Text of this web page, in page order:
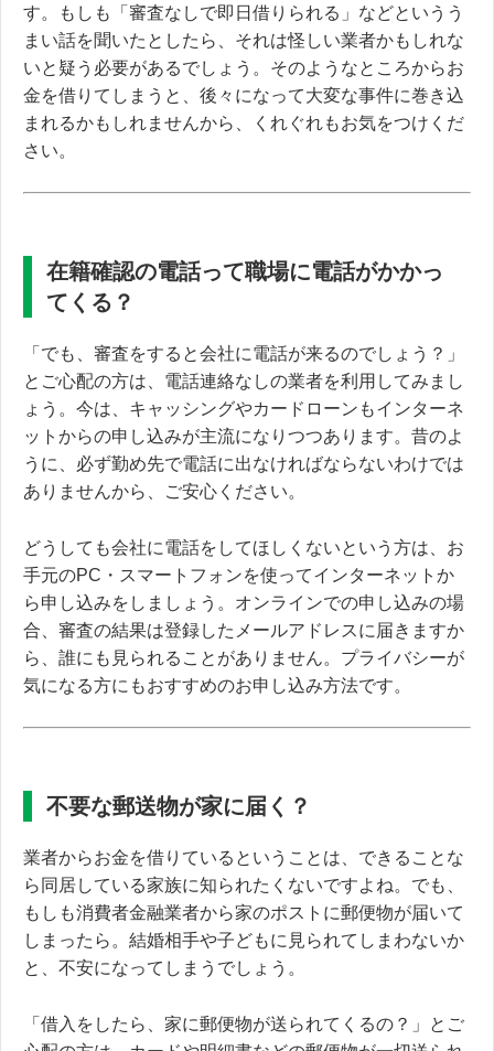
す。もしも「審査なしで即日借りられる」などというう
まい話を聞いたとしたら、それは怪しい業者かもしれな
いと疑う必要があるでしょう。そのようなところからお
金を借りてしまうと、後々になって大変な事件に巻き込
まれるかもしれませんから、くれぐれもお気をつけくだ
さい。
在籍確認の電話って職場に電話がかかっ
てくる？
「でも、審査をすると会社に電話が来るのでしょう？」
とご心配の方は、電話連絡なしの業者を利用してみまし
ょう。今は、キャッシングやカードローンもインターネ
ットからの申し込みが主流になりつつあります。 昔のよ
うに、必ず勤め先で電話に出なければならないわけでは
ありませんから、ご安心ください。
どうしても会社に電話をしてほしくないという方は、お
手元のPC・スマートフォンを使ってインターネットか
ら申し込みをしましょう。オンラインでの申し込みの場
合、審査の結果は登録したメールアドレスに届きますか
ら、誰にも見られることがありません。プライバシーが
気になる方にもおすすめのお申し込み方法です。
不要な郵送物が家に届く？
業者からお金を借りているということは、できることな
ら同居している家族に知られたくないですよね。でも、
もしも消費者金融業者から家のポストに郵便物が届いて
しまったら。結婚相手や子どもに見られてしまわないか
と、不安になってしまうでしょう。
「借入をしたら、家に郵便物が送られてくるの？」とご